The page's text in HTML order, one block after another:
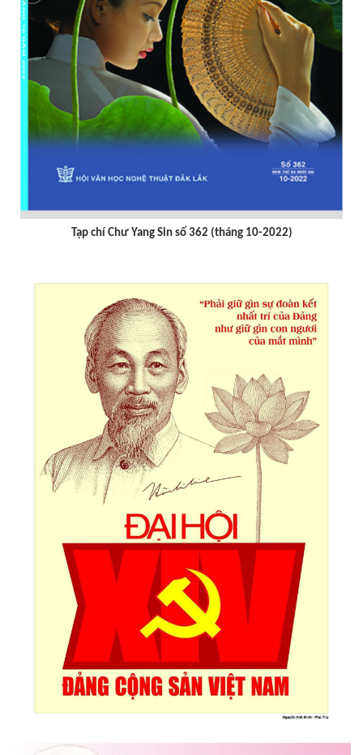
Tạp chí Chư Yang sin số 359
lần thứ 30